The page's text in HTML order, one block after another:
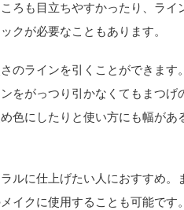
ろも目立ちやすかったり、ライ
クが必要なこともあります。
のラインを引くことができます
をがっつり引かなくてもまつげ
色にしたりと使い方にも幅があ
ルに仕上げたい人におすすめ。
イクに使用することも可能です